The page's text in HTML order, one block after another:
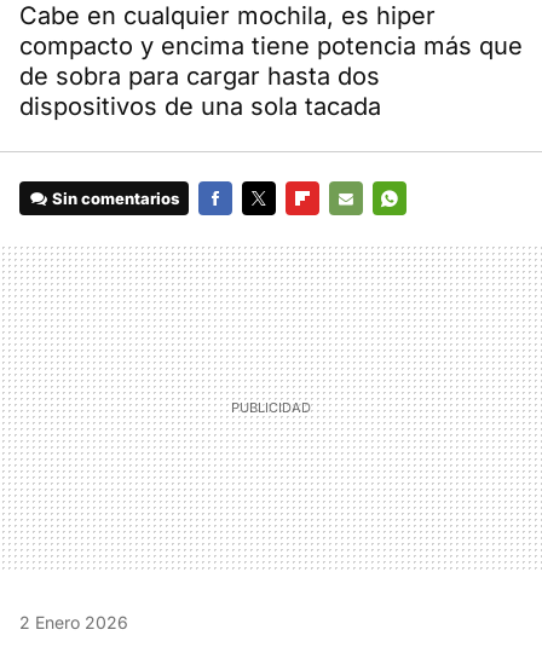
Cabe en cualquier mochila, es hiper
compacto y encima tiene potencia más que
de sobra para cargar hasta dos
dispositivos de una sola tacada
Sin comentarios
MAIL
2 Enero 2026